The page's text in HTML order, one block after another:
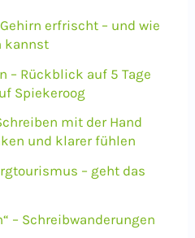
erfrischt – und wie
kannst
– Rückblick auf 5 Tage
Spiekeroog
mit der Hand
und klarer fühlen
– geht das
– Schreibwanderungen